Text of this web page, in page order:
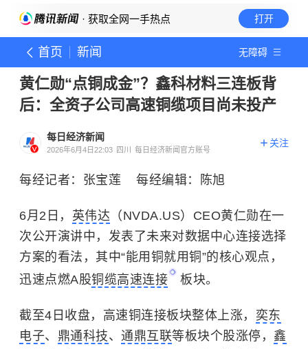
· 获取全网一手热点 打开
首页 新闻 无障碍
黄仁勋“点铜成金”？鑫科材料三连板背
后：全资子公司高速铜缆项目尚未投产
每日经济新闻
2026年6月4日22:03 四川 每日经济新闻官方账号
关注
每经记者：张宝莲 每经编辑：陈旭
6月2日， 英伟达 （NVDA.US）CEO黄仁勋在一
次公开演讲中，发表了未来对数据中心连接选择
方案的看法，其中“能用铜就用铜”的核心观点，
迅速点燃A股铜缆高速连接 板块。
截至4日收盘，高速铜连接板块整体上涨， 奕东
电子、 鼎通科技、 通鼎互联等板块个股涨停， 鑫